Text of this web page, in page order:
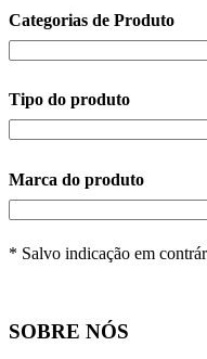
Categorias de Produto
Tipo do produto
Marca do produto
* Salvo indicação em
SOBRE NÓS